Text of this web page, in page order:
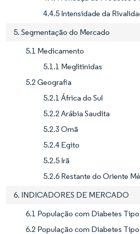
4.4.5 Intensidade da
5. Segmentação do Mercado
5.1 Medicamento
5.1.1 Meglitinidas
5.2 Geografia
5.2.1 África do Sul
5.2.2 Arábia Saudita
5.2.3 Omã
5.2.4 Egito
5.2.5 Irã
5.2.6 Restante do Oriente
6. INDICADORES DE MERCADO
6.1 População com Diabetes Tipo
6.2 População com Diabetes Tipo